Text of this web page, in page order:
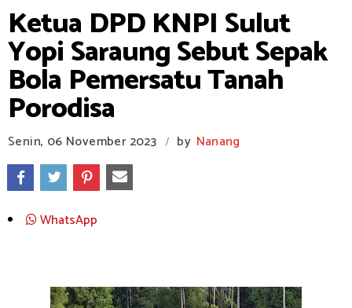
Ketua DPD KNPI Sulut
Yopi Saraung Sebut Sepak
Bola Pemersatu Tanah
Porodisa
Senin, 06 November 2023 / by Nanang
WhatsApp